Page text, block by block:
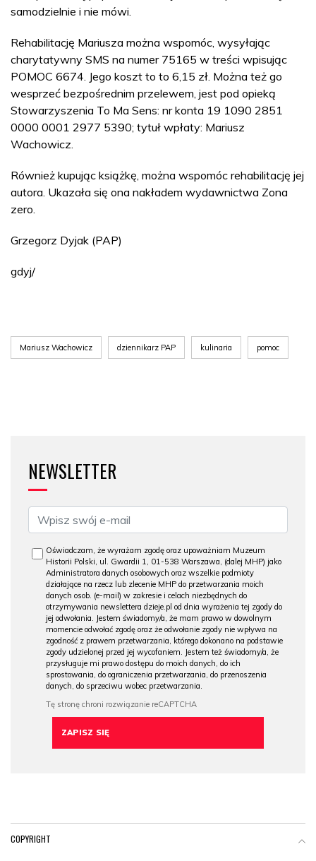
samodzielnie i nie mówi.
Rehabilitację Mariusza można wspomóc, wysyłając
charytatywny SMS na numer 75165 w treści wpisując
POMOC 6674. Jego koszt to to 6,15 zł. Można też go
wesprzeć bezpośrednim przelewem, jest pod opieką
Stowarzyszenia To Ma Sens: nr konta 19 1090 2851
0000 0001 2977 5390; tytuł wpłaty: Mariusz
Wachowicz.
Również kupując książkę, można wspomóc rehabilitację jej
autora. Ukazała się ona nakładem wydawnictwa Zona
zero.
Grzegorz Dyjak (PAP)
gdyj/
Mariusz Wachowicz dziennikarz PAP kulinaria pomoc
NEWSLETTER
Oświadczam, że wyrażam zgodę oraz upoważniam Muzeum
Historii Polski, ul. Gwardii 1, 01-538 Warszawa, (dalej MHP) jako
Administratora danych osobowych oraz wszelkie podmioty
działające na rzecz lub zlecenie MHP do przetwarzania moich
danych osob. (e-mail) w zakresie i celach niezbędnych do
otrzymywania newslettera dzieje.pl od dnia wyrażenia tej zgody do
jej odwołania. Jestem świadomy/a, że mam prawo w dowolnym
momencie odwołać zgodę oraz że odwołanie zgody nie wpływa na
zgodność z prawem przetwarzania, którego dokonano na podstawie
zgody udzielonej przed jej wycofaniem. Jestem też świadomy/a, że
przysługuje mi prawo dostępu do moich danych, do ich
sprostowania, do ograniczenia przetwarzania, do przenoszenia
danych, do sprzeciwu wobec przetwarzania.
COPYRIGHT